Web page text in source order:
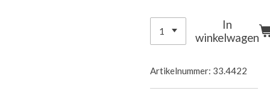
In
winkelwagen
Artikelnummer: 33.4422